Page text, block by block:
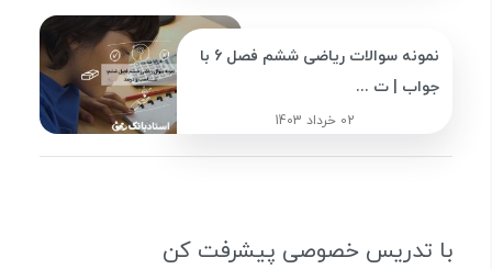
نمونه سوالات ریاضی ششم فصل 6 با
جواب | ت ...
02 خرداد 1403
با تدریس خصوصی پیشرفت کن